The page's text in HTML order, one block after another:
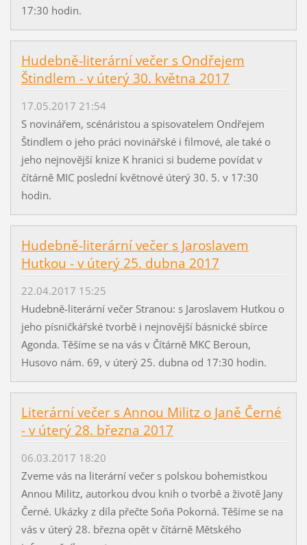
17:30 hodin.
Hudebně-literární večer s Ondřejem
Štindlem - v úterý 30. května 2017
17.05.2017 21:54
S novinářem, scénáristou a spisovatelem Ondřejem
Štindlem o jeho práci novinářské i filmové, ale také o
jeho nejnovější knize K hranici si budeme povídat v
čítárně MIC poslední květnové úterý 30. 5. v 17:30
hodin.
Hudebně-literární večer s Jaroslavem
Hutkou - v úterý 25. dubna 2017
22.04.2017 15:25
Hudebně-literární večer Stranou: s Jaroslavem Hutkou o
jeho písničkářské tvorbě i nejnovější básnické sbírce
Agonda. Těšíme se na vás v Čítárně MKC Beroun,
Husovo nám. 69, v úterý 25. dubna od 17:30 hodin.
Literární večer s Annou Militz o Janě Černé
- v úterý 28. března 2017
06.03.2017 18:20
Zveme vás na literární večer s polskou bohemistkou
Annou Militz, autorkou dvou knih o tvorbě a životě Jany
Černé. Ukázky z díla přečte Soňa Pokorná. Těšíme se na
vás v úterý 28. března opět v čítárně Mětského